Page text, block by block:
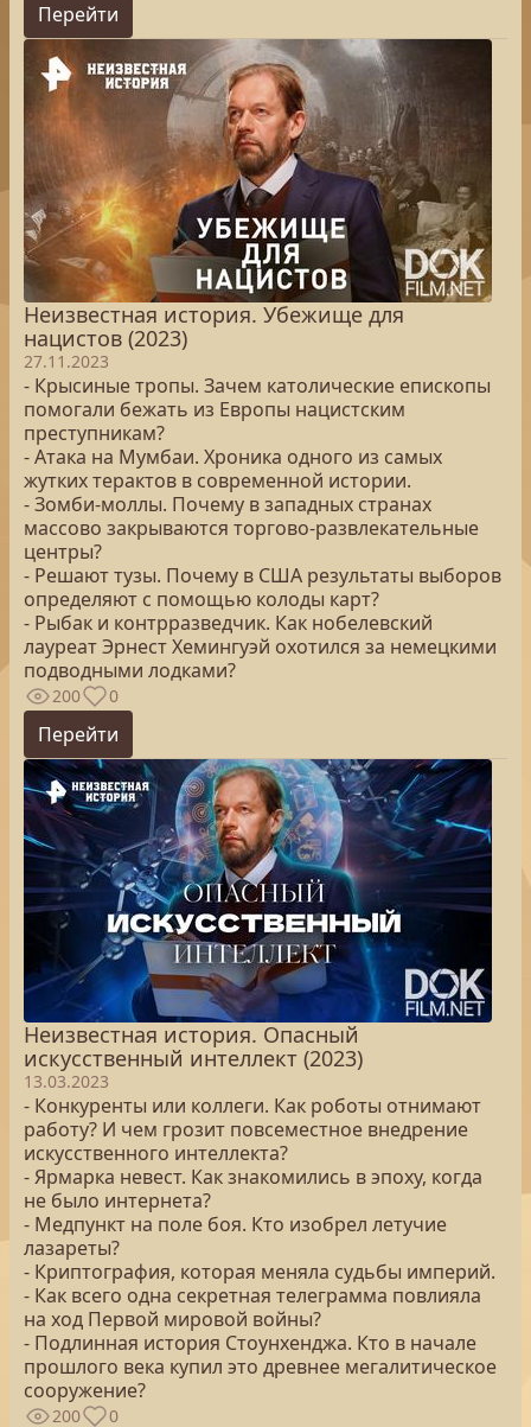
Перейти
Неизвестная история. Убежище для
нацистов (2023)
27.11.2023
- Крысиные тропы. Зачем католические епископы
помогали бежать из Европы нацистским
преступникам?
- Атака на Мумбаи. Хроника одного из самых
жутких терактов в современной истории.
- Зомби-моллы. Почему в западных странах
массово закрываются торгово-развлекательные
центры?
- Решают тузы. Почему в США результаты выборов
определяют с помощью колоды карт?
- Рыбак и контрразведчик. Как нобелевский
лауреат Эрнест Хемингуэй охотился за немецкими
подводными лодками?
200 0
Перейти
Неизвестная история. Опасный
искусственный интеллект (2023)
13.03.2023
- Конкуренты или коллеги. Как роботы отнимают
работу? И чем грозит повсеместное внедрение
искусственного интеллекта?
- Ярмарка невест. Как знакомились в эпоху, когда
не было интернета?
- Медпункт на поле боя. Кто изобрел летучие
лазареты?
- Криптография, которая меняла судьбы империй.
- Как всего одна секретная телеграмма повлияла
на ход Первой мировой войны?
- Подлинная история Стоунхенджа. Кто в начале
прошлого века купил это древнее мегалитическое
сооружение?
200 0